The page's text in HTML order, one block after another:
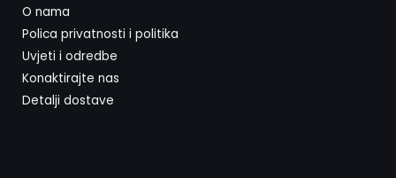
O nama
Polica privatnosti i politika
Uvjeti i odredbe
Konaktirajte nas
Detalji dostave